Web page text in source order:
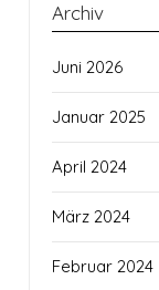
Archiv
Juni 2026
Januar 2025
April 2024
März 2024
Februar 2024